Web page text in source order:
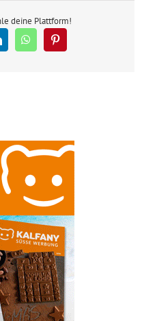
deine Plattform!
WhatsAppPinterest